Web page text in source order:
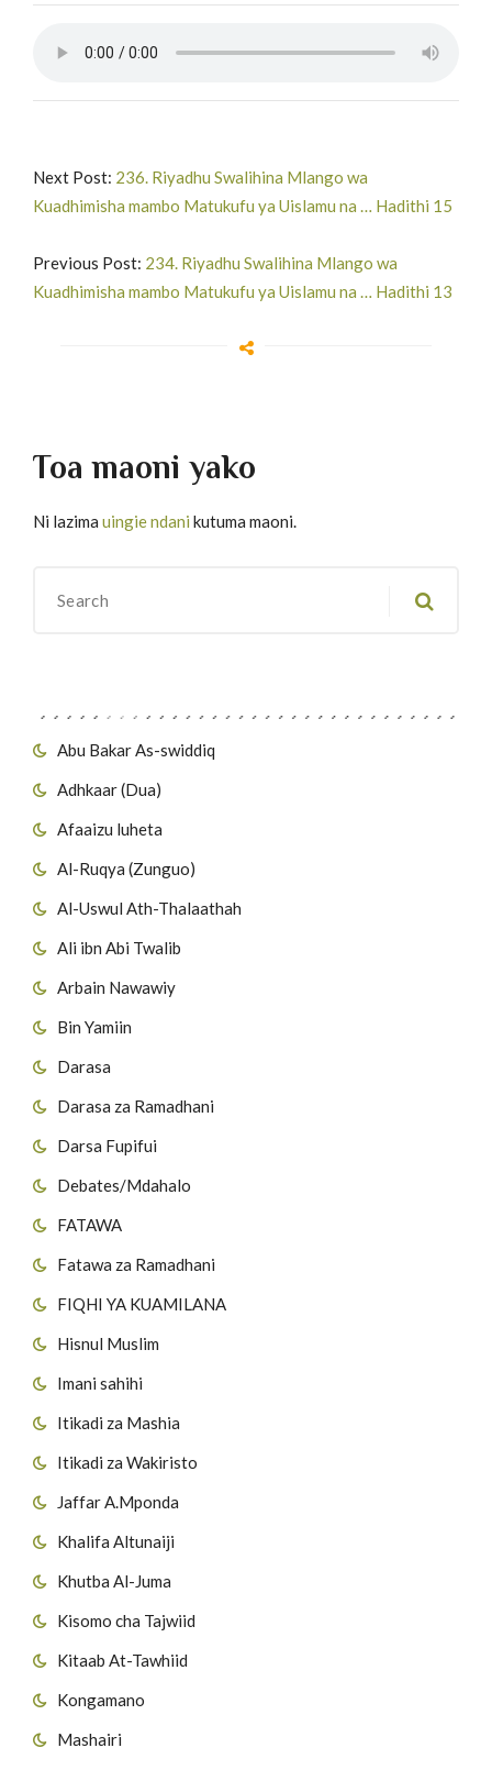
Abu Bakar As-swiddiq
Adhkaar (Dua)
Afaaizu luheta
Al-Ruqya (Zunguo)
Al-Uswul Ath-Thalaathah
Ali ibn Abi Twalib
Arbain Nawawiy
Bin Yamiin
Darasa
Darasa za Ramadhani
Darsa Fupifui
Debates/Mdahalo
FATAWA
Fatawa za Ramadhani
FIQHI YA KUAMILANA
Hisnul Muslim
Imani sahihi
Itikadi za Mashia
Itikadi za Wakiristo
Jaffar A.Mponda
Khalifa Altunaiji
Khutba Al-Juma
Kisomo cha Tajwiid
Kitaab At-Tawhiid
Kongamano
Mashairi
Next Post: 236. Riyadhu Swalihina Mlango wa
Kuadhimisha mambo Matukufu ya Uislamu na … Hadithi 15
Previous Post: 234. Riyadhu Swalihina Mlango wa
Kuadhimisha mambo Matukufu ya Uislamu na … Hadithi 13
Toa maoni yako
Ni lazima uingie ndani kutuma maoni.